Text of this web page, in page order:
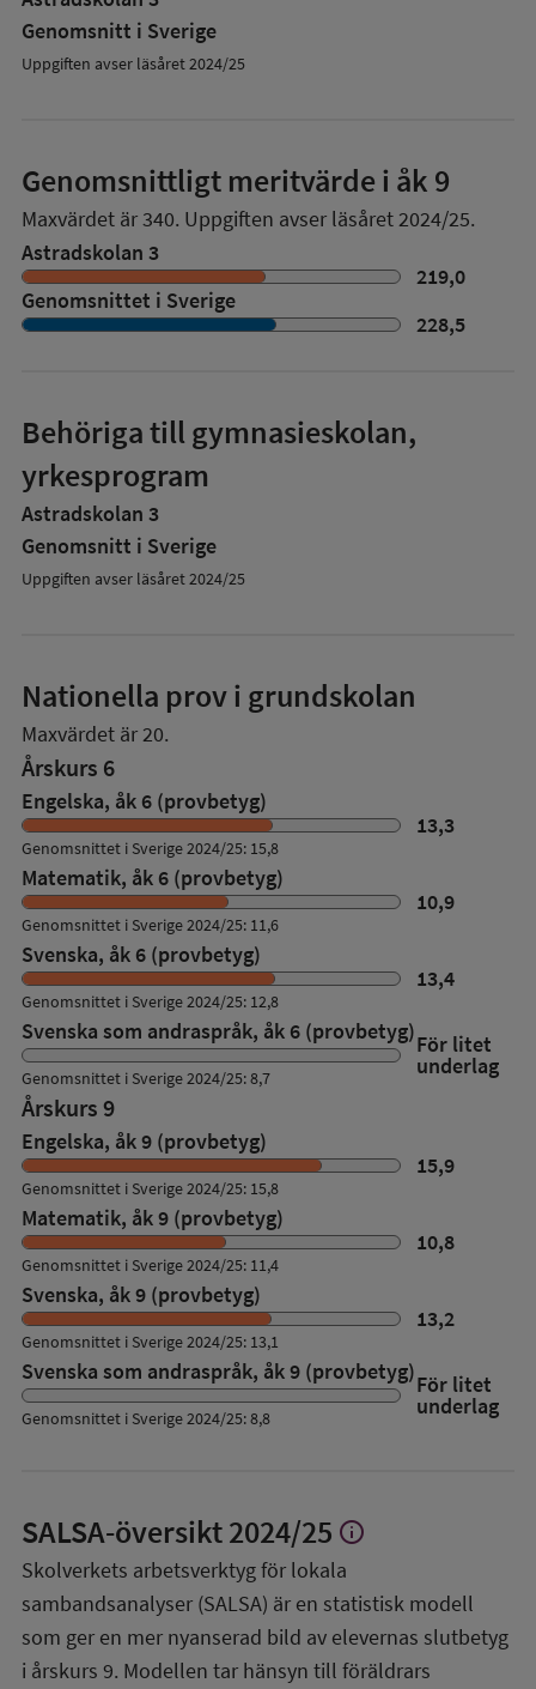
Genomsnitt i Sverige
Uppgiften avser läsåret 2024/25
Genomsnittligt meritvärde i åk 9
Maxvärdet är 340. Uppgiften avser läsåret 2024/25.
Astradskolan 3
219,0
Genomsnittet i Sverige
228,5
Behöriga till gymnasieskolan,
yrkesprogram
Astradskolan 3
Genomsnitt i Sverige
Uppgiften avser läsåret 2024/25
Nationella prov i grundskolan
Maxvärdet är 20.
Årskurs 6
Engelska, åk 6 (provbetyg)
13,3
Genomsnittet i Sverige 2024/25: 15,8
Matematik, åk 6 (provbetyg)
10,9
Genomsnittet i Sverige 2024/25: 11,6
Svenska, åk 6 (provbetyg)
13,4
Genomsnittet i Sverige 2024/25: 12,8
Svenska som andraspråk, åk 6 (provbetyg)För litet
underlag
Genomsnittet i Sverige 2024/25: 8,7
Årskurs 9
Engelska, åk 9 (provbetyg)
15,9
Genomsnittet i Sverige 2024/25: 15,8
Matematik, åk 9 (provbetyg)
10,8
Genomsnittet i Sverige 2024/25: 11,4
Svenska, åk 9 (provbetyg)
13,2
Genomsnittet i Sverige 2024/25: 13,1
Svenska som andraspråk, åk 9 (provbetyg)För litet
underlag
Genomsnittet i Sverige 2024/25: 8,8
SALSA-översikt2024/25 Visa
om
SALSA-
översikt
info
Skolverkets arbetsverktyg för lokala
sambandsanalyser (SALSA) är en statistisk modell
som ger en mer nyanserad bild av elevernas slutbetyg
i årskurs 9. Modellen tar hänsyn till föräldrars